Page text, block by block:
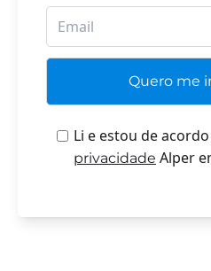
Li e estou de
privacidade Alper